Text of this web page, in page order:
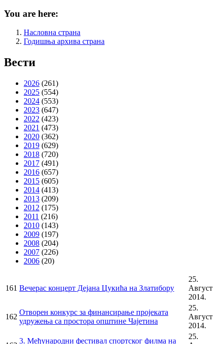
You are here:
Насловна страна
Годишња архива страна
Вести
2026 (261)
2025 (554)
2024 (553)
2023 (647)
2022 (423)
2021 (473)
2020 (362)
2019 (629)
2018 (720)
2017 (491)
2016 (657)
2015 (605)
2014 (413)
2013 (209)
2012 (175)
2011 (216)
2010 (143)
2009 (197)
2008 (204)
2007 (226)
2006 (20)
161 Вечерас концерт Дејана Цукића на Златибору
25.
Август
2014.
162
Отворен конкурс за финансирање пројеката
удружења са простора општине Чајетина
25.
Август
2014.
3. Међународни фестивал спортског филма на
25.